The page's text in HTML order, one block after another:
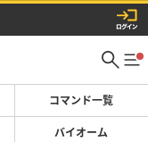
コマンド一覧
バイオーム